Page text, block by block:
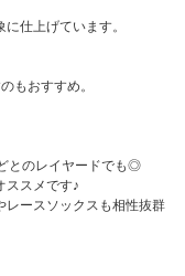
仕上げています。
もおすすめ。
とのレイヤードでも◎
ススメです♪
レースソックスも相性抜群